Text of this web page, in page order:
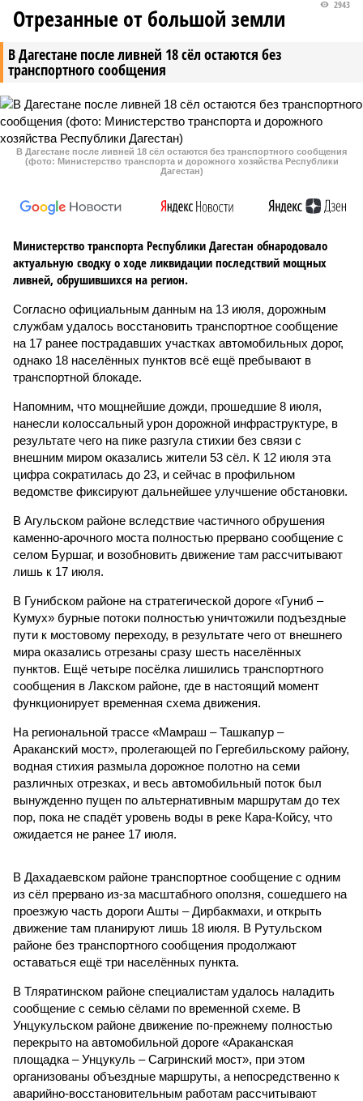
В Дагестане после ливней 18 сёл остаются без
транспортного сообщения
2943
Отрезанные от большой земли
В Дагестане после ливней 18 сёл остаются без транспортного сообщения
(фото: Министерство транспорта и дорожного хозяйства Республики
Дагестан)
Министерство транспорта Республики Дагестан обнародовало
актуальную сводку о ходе ликвидации последствий мощных
ливней, обрушившихся на регион.
Согласно официальным данным на 13 июля, дорожным
службам удалось восстановить транспортное сообщение
на 17 ранее пострадавших участках автомобильных дорог,
однако 18 населённых пунктов всё ещё пребывают в
транспортной блокаде.
Напомним, что мощнейшие дожди, прошедшие 8 июля,
нанесли колоссальный урон дорожной инфраструктуре, в
результате чего на пике разгула стихии без связи с
внешним миром оказались жители 53 сёл. К 12 июля эта
цифра сократилась до 23, и сейчас в профильном
ведомстве фиксируют дальнейшее улучшение обстановки.
В Агульском районе вследствие частичного обрушения
каменно-арочного моста полностью прервано сообщение с
селом Буршаг, и возобновить движение там рассчитывают
лишь к 17 июля.
В Гунибском районе на стратегической дороге «Гуниб –
Кумух» бурные потоки полностью уничтожили подъездные
пути к мостовому переходу, в результате чего от внешнего
мира оказались отрезаны сразу шесть населённых
пунктов. Ещё четыре посёлка лишились транспортного
сообщения в Лакском районе, где в настоящий момент
функционирует временная схема движения.
На региональной трассе «Мамраш – Ташкапур –
Араканский мост», пролегающей по Гергебильскому району,
водная стихия размыла дорожное полотно на семи
различных отрезках, и весь автомобильный поток был
вынужденно пущен по альтернативным маршрутам до тех
пор, пока не спадёт уровень воды в реке Кара-Койсу, что
ожидается не ранее 17 июля.
В Дахадаевском районе транспортное сообщение с одним
из сёл прервано из-за масштабного оползня, сошедшего на
проезжую часть дороги Ашты – Дирбакмахи, и открыть
движение там планируют лишь 18 июля. В Рутульском
районе без транспортного сообщения продолжают
оставаться ещё три населённых пункта.
В Тляратинском районе специалистам удалось наладить
сообщение с семью сёлами по временной схеме. В
Унцукульском районе движение по-прежнему полностью
перекрыто на автомобильной дороге «Араканская
площадка – Унцукуль – Сагринский мост», при этом
организованы объездные маршруты, а непосредственно к
аварийно-восстановительным работам рассчитывают